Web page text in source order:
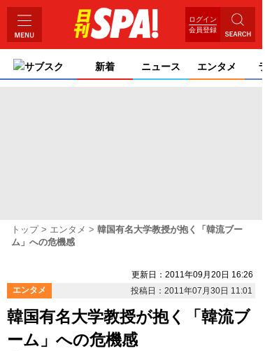
ログイン
会員登録
サブスク 新着 ニュース エンタメ
トップ エンタメ
韓国有名大学教授が抱く「韓流ブー
ム」への危機感
更新日：2011年09月20日 16:26
エンタメ
投稿日：2011年07月30日 11:01
韓国有名大学教授が抱く「韓流ブ
ーム」への危機感